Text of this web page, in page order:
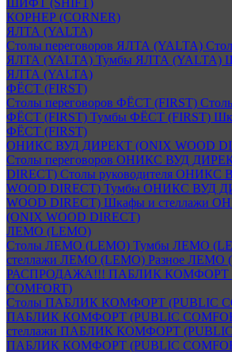
ШИФТ (SHIFT)
КОРНЕР (CORNER)
ЯЛТА (YALTA)
Столы переговоров ЯЛТА (YALTA)
ЯЛТА (YALTA) Тумбы ЯЛТА (YALTA)
ЯЛТА (YALTA)
ФЁСТ (FIRST)
Столы переговоров ФЁСТ (FIRST)
ФЁСТ (FIRST) Тумбы ФЁСТ (FIRST)
ФЁСТ (FIRST)
ОНИКС ВУД ДИРЕКТ (ONIX WOOD
Столы переговоров ОНИКС ВУД
DIRECT) Столы руководителя
WOOD DIRECT) Тумбы ОНИКС ВУД
WOOD DIRECT) Шкафы и стеллажи
(ONIX WOOD DIRECT)
ЛЕМО (LEMO)
Столы ЛЕМО (LEMO) Тумбы ЛЕМО
стеллажи ЛЕМО (LEMO) Разное ЛЕМО
РАСПРОДАЖА!!! ПАБЛИК КОМФОРТ
COMFORT)
Столы ПАБЛИК КОМФОРТ (PUBLIC
ПАБЛИК КОМФОРТ (PUBLIC
стеллажи ПАБЛИК КОМФОРТ (PUBLIC
ПАБЛИК КОМФОРТ (PUBLIC